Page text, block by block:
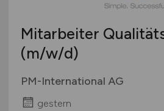
Mitarbeiter
(m/w/d)
PM-International AG
gestern